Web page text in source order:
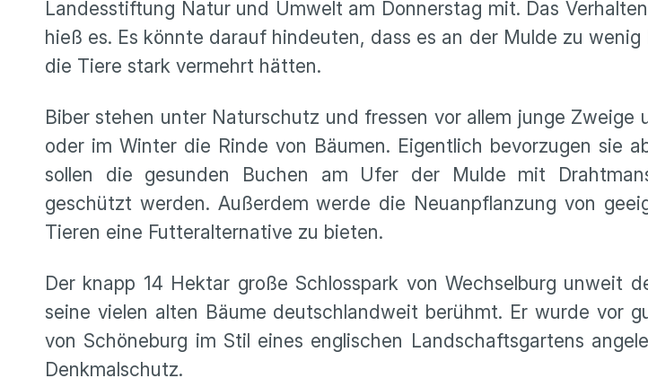
Landesstiftung Natur und Umwelt am Donnerstag mit. Das
hieß es. Es könnte darauf hindeuten, dass es an der Mulde zu wenig
die Tiere stark vermehrt hätten.
Biber stehen unter Naturschutz und fressen vor allem junge Zweige
oder im Winter die Rinde von Bäumen. Eigentlich bevorzugen sie
sollen die gesunden Buchen am Ufer der Mulde mit
geschützt werden. Außerdem werde die Neuanpflanzung von
Tieren eine Futteralternative zu bieten.
Der knapp 14 Hektar große Schlosspark von Wechselburg unweit
seine vielen alten Bäume deutschlandweit berühmt. Er wurde vor
von Schöneburg im Stil eines englischen Landschaftsgartens
Denkmalschutz.